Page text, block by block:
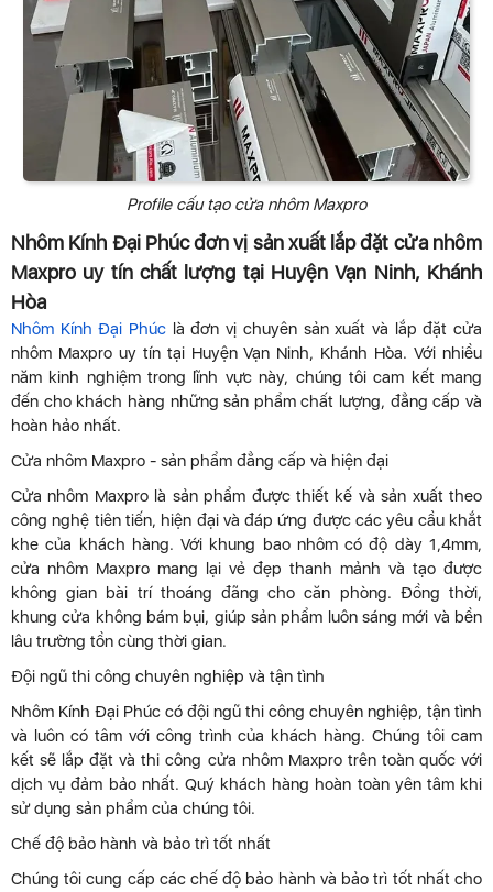
Profile cấu tạo cửa nhôm Maxpro
Nhôm Kính Đại Phúc đơn vị sản xuất lắp đặt cửa nhôm
Maxpro uy tín chất lượng tại Huyện Vạn Ninh, Khánh
Hòa
Nhôm Kính Đại Phúc là đơn vị chuyên sản xuất và lắp đặt cửa
nhôm Maxpro uy tín tại Huyện Vạn Ninh, Khánh Hòa. Với nhiều
năm kinh nghiệm trong lĩnh vực này, chúng tôi cam kết mang
đến cho khách hàng những sản phẩm chất lượng, đẳng cấp và
hoàn hảo nhất.
Cửa nhôm Maxpro - sản phẩm đẳng cấp và hiện đại
Cửa nhôm Maxpro là sản phẩm được thiết kế và sản xuất theo
công nghệ tiên tiến, hiện đại và đáp ứng được các yêu cầu khắt
khe của khách hàng. Với khung bao nhôm có độ dày 1,4mm,
cửa nhôm Maxpro mang lại vẻ đẹp thanh mảnh và tạo được
không gian bài trí thoáng đãng cho căn phòng. Đồng thời,
khung cửa không bám bụi, giúp sản phẩm luôn sáng mới và bền
lâu trường tồn cùng thời gian.
Đội ngũ thi công chuyên nghiệp và tận tình
Nhôm Kính Đại Phúc có đội ngũ thi công chuyên nghiệp, tận tình
và luôn có tâm với công trình của khách hàng. Chúng tôi cam
kết sẽ lắp đặt và thi công cửa nhôm Maxpro trên toàn quốc với
dịch vụ đảm bảo nhất. Quý khách hàng hoàn toàn yên tâm khi
sử dụng sản phẩm của chúng tôi.
Chế độ bảo hành và bảo trì tốt nhất
Chúng tôi cung cấp các chế độ bảo hành và bảo trì tốt nhất cho